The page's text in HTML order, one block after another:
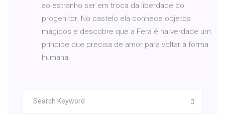
ao estranho ser em troca da liberdade do
progenitor. No castelo ela conhece objetos
mágicos e descobre que a Fera é na verdade um
príncipe que precisa de amor para voltar à forma
humana.